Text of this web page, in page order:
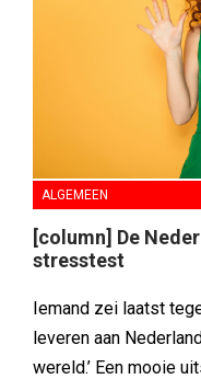
ALGEMEEN
[column] De
stresstest
Iemand zei laatst
leveren aan
wereld.’ Een mooie